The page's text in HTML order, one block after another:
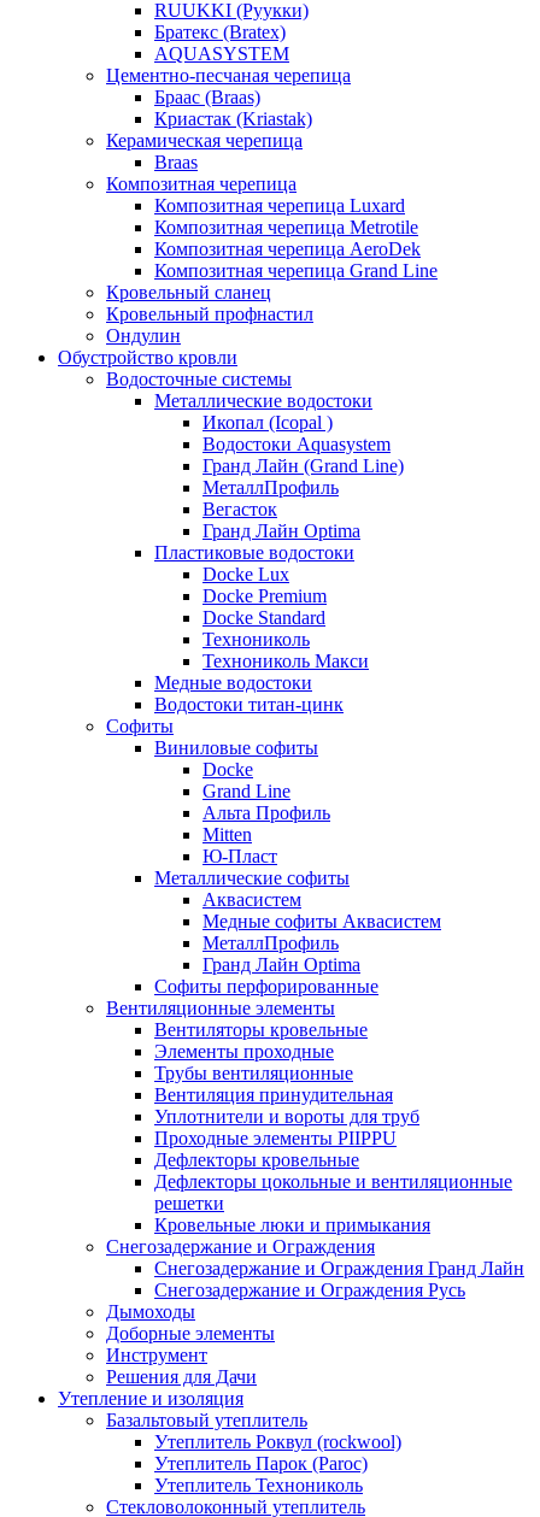
RUUKKI (Руукки)
Братекс (Bratex)
AQUASYSTEM
Цементно-песчаная черепица
Браас (Braas)
Криастак (Kriastak)
Керамическая черепица
Braas
Композитная черепица
Композитная черепица Luxard
Композитная черепица Metrotile
Композитная черепица AeroDek
Композитная черепица Grand Line
Кровельный сланец
Кровельный профнастил
Ондулин
Обустройство кровли
Водосточные системы
Металлические водостоки
Икопал (Icopal )
Водостоки Aquasystem
Гранд Лайн (Grand Line)
МеталлПрофиль
Вегасток
Гранд Лайн Optima
Пластиковые водостоки
Docke Lux
Docke Premium
Docke Standard
Технониколь
Технониколь Макси
Медные водостоки
Водостоки титан-цинк
Софиты
Виниловые софиты
Docke
Grand Line
Альта Профиль
Mitten
Ю-Пласт
Металлические софиты
Аквасистем
Медные софиты Аквасистем
МеталлПрофиль
Гранд Лайн Optima
Софиты перфорированные
Вентиляционные элементы
Вентиляторы кровельные
Элементы проходные
Трубы вентиляционные
Вентиляция принудительная
Уплотнители и вороты для труб
Проходные элементы PIIPPU
Дефлекторы кровельные
Дефлекторы цокольные и вентиляционные
решетки
Кровельные люки и примыкания
Снегозадержание и Ограждения
Снегозадержание и Ограждения Гранд Лайн
Снегозадержание и Ограждения Русь
Дымоходы
Доборные элементы
Инструмент
Решения для Дачи
Утепление и изоляция
Базальтовый утеплитель
Утеплитель Роквул (rockwool)
Утеплитель Парок (Paroc)
Утеплитель Технониколь
Стекловолоконный утеплитель